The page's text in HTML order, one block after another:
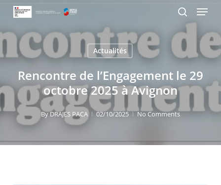
main
content
search
Menu
Actualités
Rencontre de l’Engagement le 29
octobre 2025 à Avignon
ByDRAJES PACA 02/10/2025 No Comments
Panneau de gestion des cookies